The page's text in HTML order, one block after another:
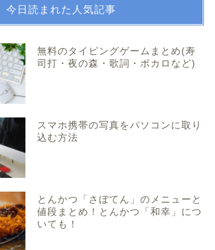
今日読まれた人気記事
無料のタイピングゲームまとめ(寿
司打・夜の森・歌詞・ボカロなど)
スマホ携帯の写真をパソコンに取り
込む方法
とんかつ「さぼてん」のメニューと
値段まとめ！とんかつ「和幸」につ
いても！